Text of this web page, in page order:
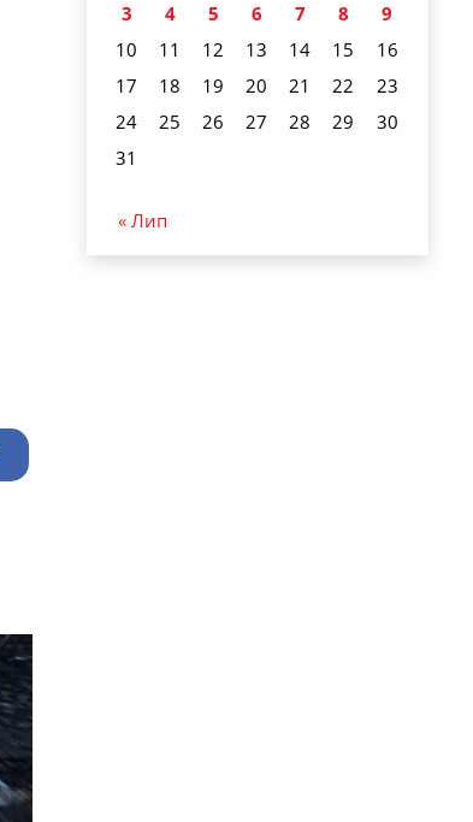
3
4 5 6 7 8
9
10
11 12 13 14 15
16
17
18 19 20 21 22
23
24
25 26 27 28 29
30
31
« Лип